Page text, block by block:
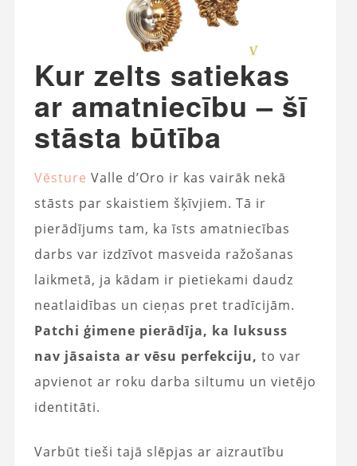
Kur zelts satiekas
ar amatniecību – šī
stāsta būtība
Vēsture Valle d’Oro ir kas vairāk nekā
stāsts par skaistiem šķīvjiem. Tā ir
pierādījums tam, ka īsts amatniecības
darbs var izdzīvot masveida ražošanas
laikmetā, ja kādam ir pietiekami daudz
neatlaidības un cieņas pret tradīcijām.
Patchi ģimene pierādīja, ka luksuss
nav jāsaista ar vēsu perfekciju, to var
apvienot ar roku darba siltumu un vietējo
identitāti.
Varbūt tieši tajā slēpjas ar aizrautību